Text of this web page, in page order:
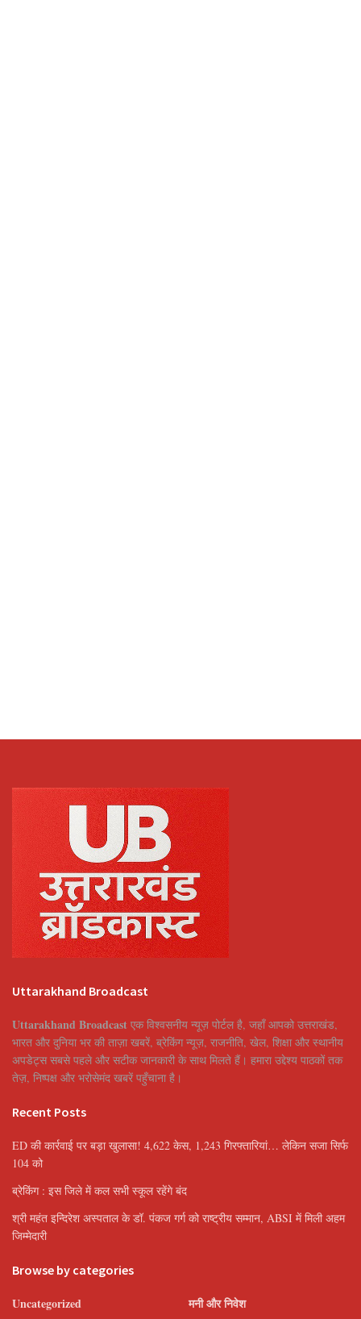
Uttarakhand Broadcast
Uttarakhand Broadcast एक विश्वसनीय न्यूज़ पोर्टल है, जहाँ आपको उत्तराखंड,
भारत और दुनिया भर की ताज़ा खबरें, ब्रेकिंग न्यूज़, राजनीति, खेल, शिक्षा और स्थानीय
अपडेट्स सबसे पहले और सटीक जानकारी के साथ मिलते हैं। हमारा उद्देश्य पाठकों तक
तेज़, निष्पक्ष और भरोसेमंद खबरें पहुँचाना है।
Recent Posts
ED की कार्रवाई पर बड़ा खुलासा! 4,622 केस, 1,243 गिरफ्तारियां… लेकिन सजा सिर्फ
104 को
ब्रेकिंग : इस जिले में कल सभी स्कूल रहेंगे बंद
श्री महंत इन्दिरेश अस्पताल के डॉ. पंकज गर्ग को राष्ट्रीय सम्मान, ABSI में मिली अहम
जिम्मेदारी
Browse by categories
Uncategorized
मनी और निवेश